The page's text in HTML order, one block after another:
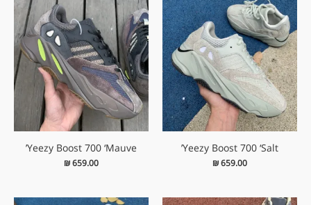
Yeezy Boost 700 ‘Salt’
₪659.00
Yeezy Boost 700 ‘Mauve’
₪659.00